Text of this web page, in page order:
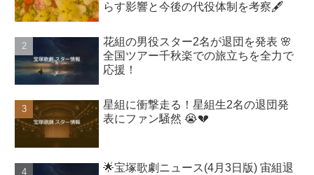
らす影響と今後の代役体制を考察🖋️
花組の男役スター2名が退団を発表 🌸
全国ツアー千秋楽での旅立ちを全力で
応援！
星組に衝撃走る！星組生2名の退団発
表にファン騒然 😭💔
🌟宝塚歌劇ニュース(4月3日版) 宙組退